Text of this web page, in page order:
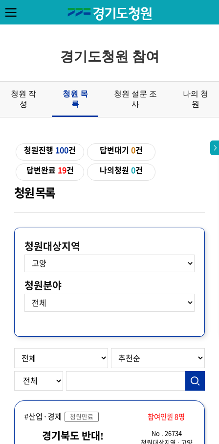
경기도청원 참여
청원 작
성
청원 목
록
청원 설문 조
사
나의 청
원
청원 목록
청원진행 100건 답변대기0건
답변완료 19건 나의청원0건
청원대상지역
청원분야
#산업·경제 청원만료 참여인원 8명
경기북도 반대!
No : 26734